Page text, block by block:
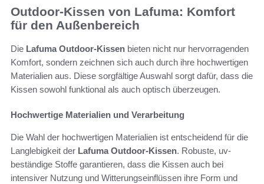
Outdoor-Kissen von Lafuma: Komfort
für den Außenbereich
Die Lafuma Outdoor-Kissen bieten nicht nur hervorragenden
Komfort, sondern zeichnen sich auch durch ihre hochwertigen
Materialien aus. Diese sorgfältige Auswahl sorgt dafür, dass die
Kissen sowohl funktional als auch optisch überzeugen.
Hochwertige Materialien und Verarbeitung
Die Wahl der hochwertigen Materialien ist entscheidend für die
Langlebigkeit der Lafuma Outdoor-Kissen. Robuste, uv-
beständige Stoffe garantieren, dass die Kissen auch bei
intensiver Nutzung und Witterungseinflüssen ihre Form und